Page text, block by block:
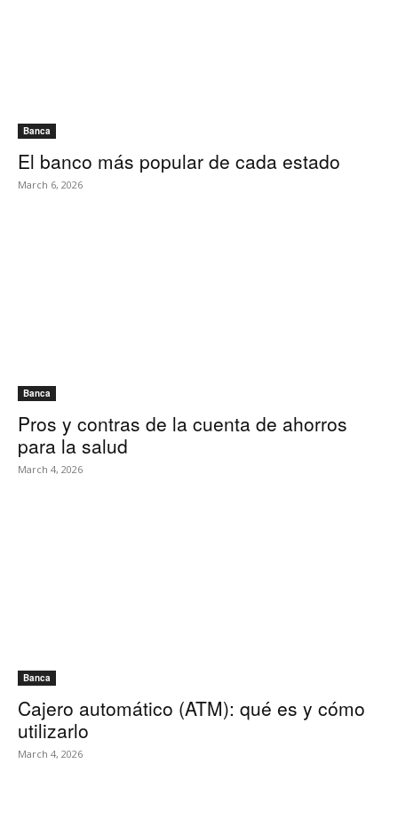
Banca
El banco más popular de cada estado
March 6, 2026
Banca
Pros y contras de la cuenta de ahorros
para la salud
March 4, 2026
Banca
Cajero automático (ATM): qué es y cómo
utilizarlo
March 4, 2026